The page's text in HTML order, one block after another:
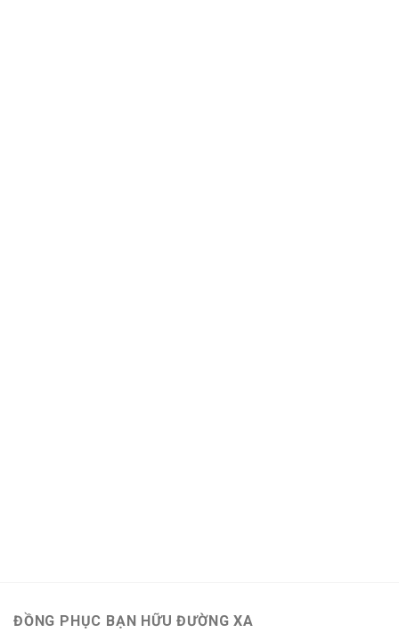
ĐỒNG PHỤC BẠN HỮU ĐƯỜNG XA